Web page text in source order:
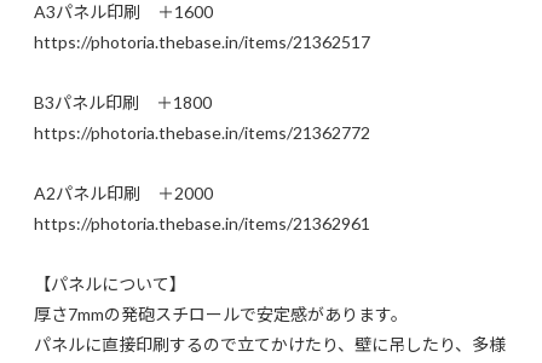
A3パネル印刷 ＋1600
https://photoria.thebase.in/items/21362517
B3パネル印刷 ＋1800
https://photoria.thebase.in/items/21362772
A2パネル印刷 ＋2000
https://photoria.thebase.in/items/21362961
【パネルについて】
厚さ7mmの発砲スチロールで安定感があります。
パネルに直接印刷するので立てかけたり、壁に吊したり、多様